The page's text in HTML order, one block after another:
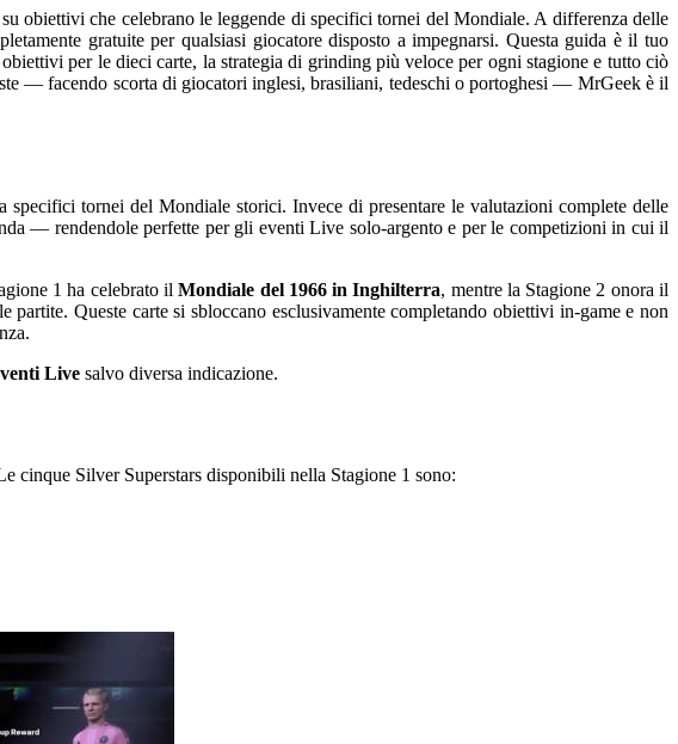
obiettivi che celebrano le leggende di specifici tornei del Mondiale. A differenza delle
gratuite per qualsiasi giocatore disposto a impegnarsi. Questa guida è il tuo
per le dieci carte, la strategia di grinding più veloce per ogni stagione e tutto ciò
— facendo scorta di giocatori inglesi, brasiliani, tedeschi o portoghesi — MrGeek è il
tornei del Mondiale storici. Invece di presentare le valutazioni complete delle
— rendendole perfette per gli eventi Live solo-argento e per le competizioni in cui il
1 ha celebrato ilMondiale del 1966 in Inghilterra, mentre la Stagione 2 onora il
Queste carte si sbloccano esclusivamente completando obiettivi in-game e non
Live salvo diversa indicazione.
cinque Silver Superstars disponibili nella Stagione 1 sono: